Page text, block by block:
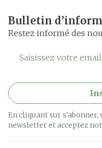
Bulletin
Restez informé des
Adresse mail
En cliquant sur s'abonner,
newsletter et acceptez